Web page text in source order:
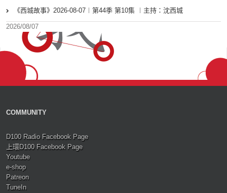
《西城故事》2026-08-07︱第44季 第10集 ︱主持：沈西城
2026/08/07
COMMUNITY
D100 Radio Facebook Page
上環D100 Facebook Page
Youtube
e-shop
Patreon
TuneIn